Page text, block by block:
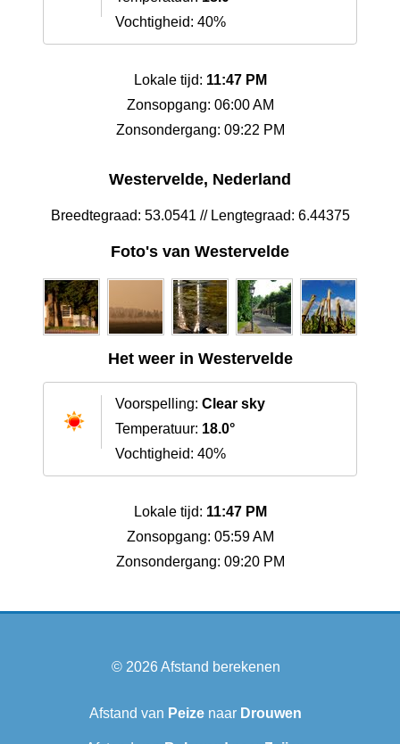
Vochtigheid: 40%
Lokale tijd: 11:47 PM
Zonsopgang: 06:00 AM
Zonsondergang: 09:22 PM
Westervelde, Nederland
Breedtegraad: 53.0541 // Lengtegraad: 6.44375
Foto's van Westervelde
Het weer in Westervelde
Voorspelling: Clear sky
Temperatuur: 18.0°
Vochtigheid: 40%
Lokale tijd: 11:47 PM
Zonsopgang: 05:59 AM
Zonsondergang: 09:20 PM
© 2026Afstand berekenen
Afstand van Peize naar Drouwen